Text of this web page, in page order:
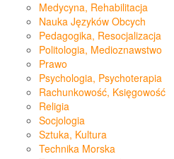
Medycyna, Rehabilitacja
Nauka Języków Obcych
Pedagogika, Resocjalizacja
Politologia, Medioznawstwo
Prawo
Psychologia, Psychoterapia
Rachunkowość, Księgowość
Religia
Socjologia
Sztuka, Kultura
Technika Morska